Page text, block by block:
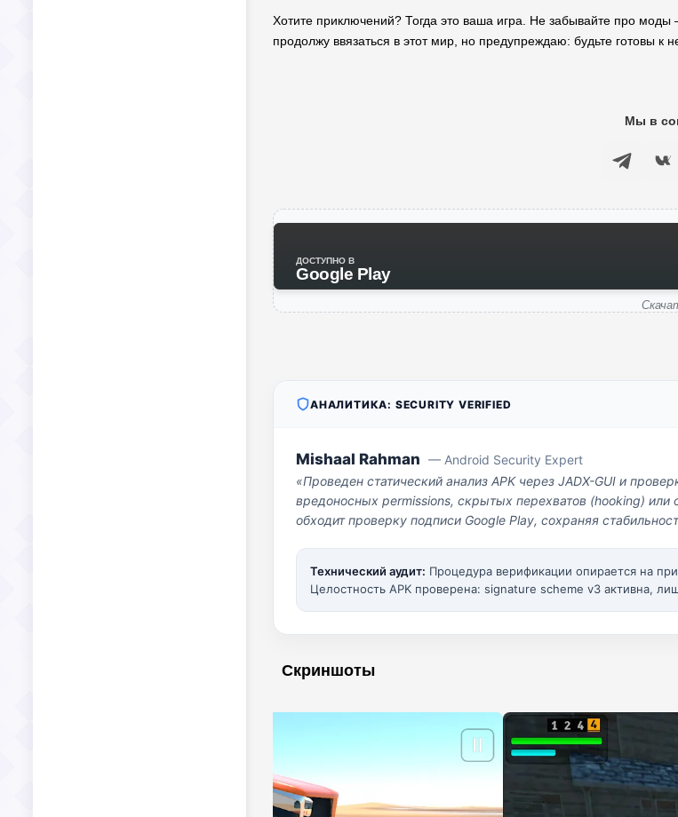
Хотите приключений? Тогда это ваша игра. Не забывайте про
продолжу ввязаться в этот мир, но предупреждаю: будьте готовы к
Мы в
ДОСТУПНО В
Google Play
АНАЛИТИКА: SECURITY VERIFIED
Mishaal Rahman — Android Security Expert
«Проведен статический анализ APK через JADX-GUI и
вредоносных permissions, скрытых перехватов (hooking)
обходит проверку подписи Google Play, сохраняя
Технический аудит: Процедура верификации опирается на
Целостность APK проверена: signature scheme v3 активна,
Скриншоты